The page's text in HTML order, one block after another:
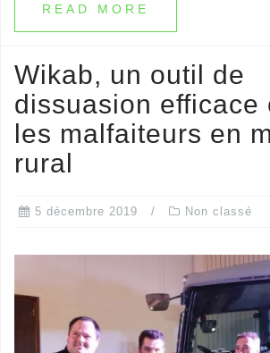
READ MORE
Wikab, un outil de
dissuasion efficace
les malfaiteurs en
rural
5 décembre 2019 Non classé